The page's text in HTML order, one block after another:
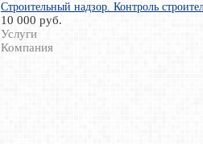
Строительный надзор. Контроль
10 000 руб.
Услуги
Компания